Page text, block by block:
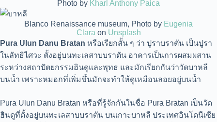
Photo by Kharl Anthony Paica
Blanco Renaissance museum, Photo by Eugenia
Clara on Unsplash
Pura Ulun Danu Bratan หรือเรียกสั้น ๆ ว่า ปูราบราตัน เป็นปูรา
ในลัทธิไศวะ ตั้งอยู่บนทะเลสาบบราตัน อาคารเป็นการผสมผสาน
ระหว่างสถาปัตยกรรมฮินดูและพุทธ และมักเรียกกันว่าวัดบาหลี
บนน้ำ เพราะหมอกที่เพิ่มขึ้นมักจะทำให้ดูเหมือนลอยอยู่บนน้ำ
Pura Ulun Danu Bratan หรือที่รู้จักกันในชื่อ Pura Bratan เป็นวัด
ฮินดูที่ตั้งอยู่บนทะเลสาบบราตัน บนเกาะบาหลี ประเทศอินโดนีเซีย